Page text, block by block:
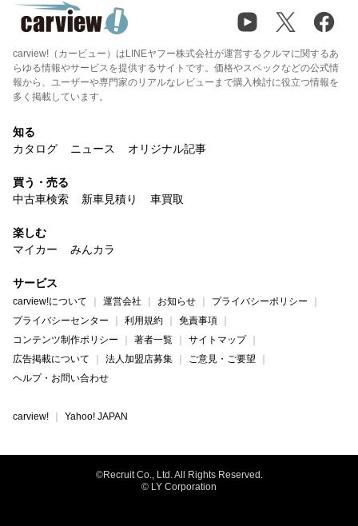
carview!（カービュー）はLINEヤフー株式会社が運営するクルマに関するあ
らゆる情報やサービスを提供するサイトです。価格やスペックなどの公式情
報から、ユーザーや専門家のリアルなレビューまで購入検討に役立つ情報を
多く掲載しています。
知る
カタログ
ニュース オリジナル記事
買う・売る
中古車検索
新車見積り 車買取
楽しむ
マイカー
みんカラ
サービス
carview!について 運営会社 お知らせ
プライバシーポリシー
プライバシーセンター
利用規約
免責事項
コンテンツ制作ポリシー
著者一覧
サイトマップ
広告掲載について
法人加盟店募集
ご意見・ご要望
ヘルプ・お問い合わせ
carview! Yahoo! JAPAN
©Recruit Co., Ltd. All Rights Reserved.
© LY Corporation